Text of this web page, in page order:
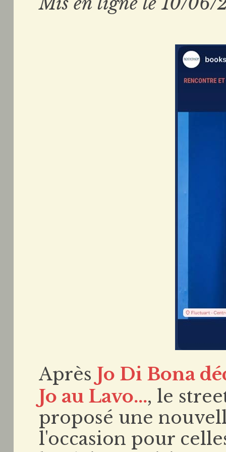
Après Jo Di Bona
Jo au Lavo..., le
proposé une
l'occasion pour